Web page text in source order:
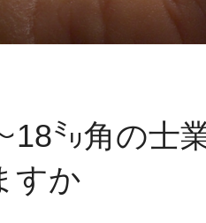
18㍉角の士
すか